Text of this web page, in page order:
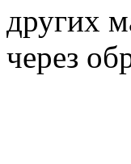
других
через